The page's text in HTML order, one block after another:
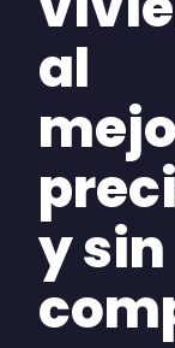
al
y sin